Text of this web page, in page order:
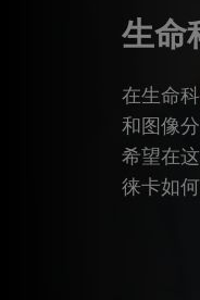
生命
在生命
和图像
希望在
徕卡如